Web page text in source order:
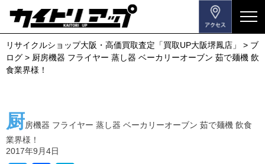
メ
ニ
ュ
ー
す
リサイクルショップ大阪・高価買取査定「買取UP大阪堺鳳店」 > ブ
ログ > 厨房機器 フライヤー 蒸し器 ベーカリーオーブン 茹で麺機 飲
食業界様！
厨房機器 フライヤー 蒸し器 ベーカリーオーブン 茹で麺機 飲食
業界様！
2017年9月4日